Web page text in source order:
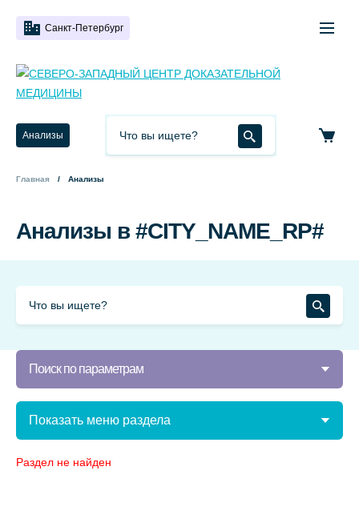
Санкт-Петербург
Анализы
Главная Анализы
Анализы в #CITY_NAME_RP#
Поиск по параметрам
Показать меню раздела
Раздел не найден